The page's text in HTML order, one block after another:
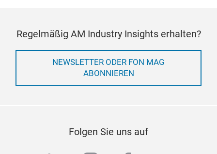
Regelmäßig AM Industry Insights erhalten?
NEWSLETTER ODER FON MAG
ABONNIEREN
Folgen Sie uns auf